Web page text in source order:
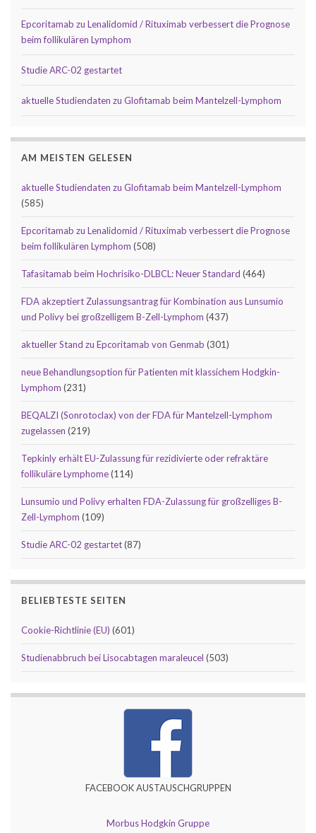
Epcoritamab zu Lenalidomid / Rituximab verbessert die Prognose
beim follikulären Lymphom
Studie ARC-02 gestartet
aktuelle Studiendaten zu Glofitamab beim Mantelzell-Lymphom
AM MEISTEN GELESEN
aktuelle Studiendaten zu Glofitamab beim Mantelzell-Lymphom
(585)
Epcoritamab zu Lenalidomid / Rituximab verbessert die Prognose
beim follikulären Lymphom (508)
Tafasitamab beim Hochrisiko-DLBCL: Neuer Standard (464)
FDA akzeptiert Zulassungsantrag für Kombination aus Lunsumio
und Polivy bei großzelligem B-Zell-Lymphom (437)
aktueller Stand zu Epcoritamab von Genmab (301)
neue Behandlungsoption für Patienten mit klassichem Hodgkin-
Lymphom (231)
BEQALZI (Sonrotoclax) von der FDA für Mantelzell-Lymphom
zugelassen (219)
Tepkinly erhält EU-Zulassung für rezidivierte oder refraktäre
follikuläre Lymphome(114)
Lunsumio und Polivy erhalten FDA-Zulassung für großzelliges B-
Zell-Lymphom (109)
Studie ARC-02 gestartet(87)
BELIEBTESTE SEITEN
Cookie-Richtlinie (EU) (601)
Studienabbruch bei Lisocabtagen maraleucel (503)
FACEBOOK AUSTAUSCHGRUPPEN
Morbus Hodgkin Gruppe